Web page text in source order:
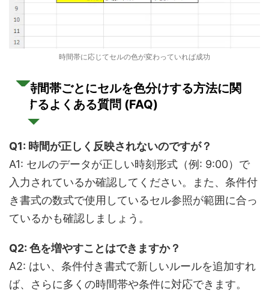
時間帯に応じてセルの色が変わっていれば成功
時間帯ごとにセルを色分けする方法に関
するよくある質問 (FAQ)
Q1: 時間が正しく反映されないのですが？
A1: セルのデータが正しい時刻形式（例: 9:00）で
入力されているか確認してください。また、条件付
き書式の数式で使用しているセル参照が範囲に合っ
ているかも確認しましょう。
Q2: 色を増やすことはできますか？
A2: はい、条件付き書式で新しいルールを追加すれ
ば、さらに多くの時間帯や条件に対応できます。